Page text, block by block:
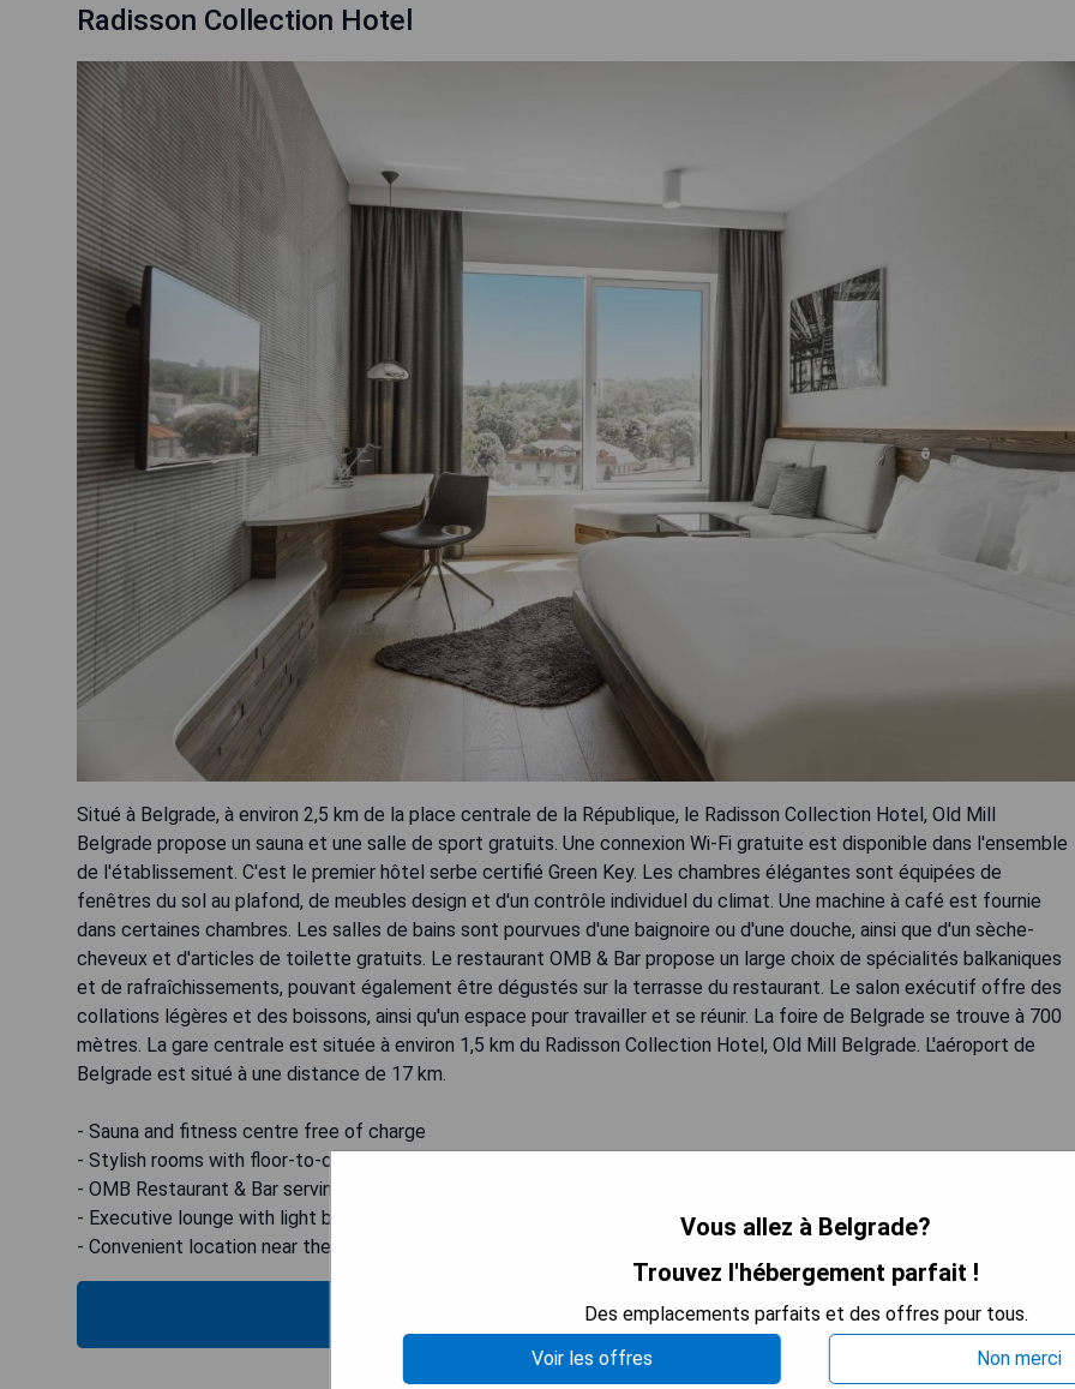
Radisson Collection Hotel
Situé à Belgrade, à environ 2,5 km de la place centrale de la République, le Radisson Collection Hotel, Old Mill
Belgrade propose un sauna et une salle de sport gratuits. Une connexion Wi-Fi gratuite est disponible dans l'ensemble
de l'établissement. C'est le premier hôtel serbe certifié Green Key. Les chambres élégantes sont équipées de
fenêtres du sol au plafond, de meubles design et d'un contrôle individuel du climat. Une machine à café est fournie
dans certaines chambres. Les salles de bains sont pourvues d'une baignoire ou d'une douche, ainsi que d'un sèche-
cheveux et d'articles de toilette gratuits. Le restaurant OMB & Bar propose un large choix de spécialités balkaniques
et de rafraîchissements, pouvant également être dégustés sur la terrasse du restaurant. Le salon exécutif offre des
collations légères et des boissons, ainsi qu'un espace pour travailler et se réunir. La foire de Belgrade se trouve à 700
mètres. La gare centrale est située à environ 1,5 km du Radisson Collection Hotel, Old Mill Belgrade. L'aéroport de
Belgrade est situé à une distance de 17 km.
- Sauna and fitness centre free of charge
- Stylish rooms with floor-to-ceiling windows and designer furniture
- OMB Restaurant & Bar serving Balkan specialties
- Executive lounge with light bites and drinks
- Convenient location near the central square and airport
VOIR LE MEILLEUR PRIX
Vous allez à Belgrade?
Trouvez l'hébergement parfait !
Des emplacements parfaits et des offres pour tous.
Voir les offres
Non merci